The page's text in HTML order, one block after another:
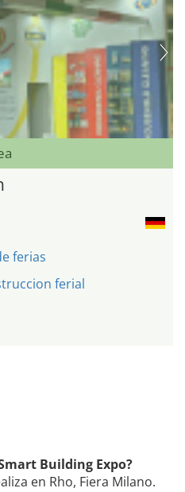
ferias
ferial
Building Expo?
en Rho, Fiera Milano.